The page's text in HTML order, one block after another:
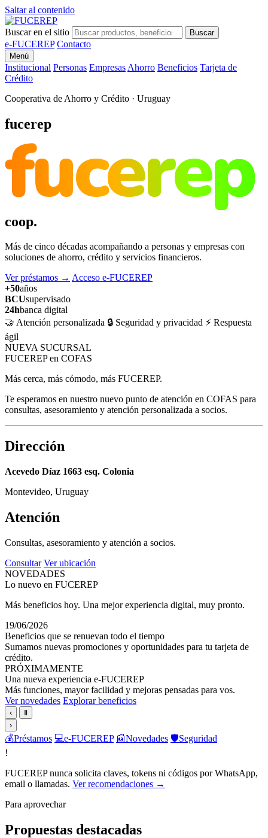
Saltar al contenido
Buscar en el sitio Buscar
e-FUCEREP Contacto
Menú
Institucional Personas Empresas Ahorro Beneficios Tarjeta de
Crédito
Cooperativa de Ahorro y Crédito · Uruguay
fucerep
fucerep
coop.
Más de cinco décadas acompañando a personas y empresas con
soluciones de ahorro, crédito y servicios financieros.
Ver préstamos → Acceso e-FUCEREP
+50años
BCUsupervisado
24hbanca digital
🤝 Atención personalizada 🔒 Seguridad y privacidad ⚡ Respuesta
ágil
NUEVA SUCURSAL
FUCEREP en COFAS
Más cerca, más cómodo, más FUCEREP.
Te esperamos en nuestro nuevo punto de atención en COFAS para
consultas, asesoramiento y atención personalizada a socios.
Dirección
Acevedo Díaz 1663 esq. Colonia
Montevideo, Uruguay
Atención
Consultas, asesoramiento y atención a socios.
Consultar Ver ubicación
NOVEDADES
Lo nuevo en FUCEREP
Más beneficios hoy. Una mejor experiencia digital, muy pronto.
19/06/2026
Beneficios que se renuevan todo el tiempo
Sumamos nuevas promociones y oportunidades para tu tarjeta de
crédito.
PRÓXIMAMENTE
Una nueva experiencia e-FUCEREP
Más funciones, mayor facilidad y mejoras pensadas para vos.
Ver novedades Explorar beneficios
‹
Ⅱ
›
💰Préstamos 💻e-FUCEREP 📰Novedades 🛡️Seguridad
!
FUCEREP nunca solicita claves, tokens ni códigos por WhatsApp,
email o llamadas. Ver recomendaciones →
Para aprovechar
Propuestas destacadas